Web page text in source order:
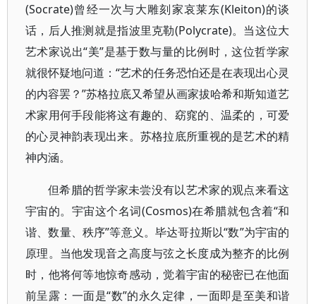
(Socrate)曾经一次与大雕刻家哀莱东(Kleiton)的谈
话，后人推测就是指波里克勒(Polycrate)。当这位大
艺术家说出“美”是基于数与量的比例时，这位哲学家
就很怀疑地问道：“艺术的任务恐怕还是在表现出心灵
的内容罢？”苏格拉底又希望从画家拔哈希和斯知道艺
术家用何手段能将这有趣的、窈窕的、温柔的，可爱
的心灵神韵表现出来。苏格拉底所重视的是艺术的精
神内涵。
但希腊的哲学家未尝没有以艺术家的观点来看这
宇宙的。宇宙这个名词(Cosmos)在希腊就包含着“和
谐、数量、秩序”等意义。毕达哥拉斯以“数”为宇宙的
原理。当他发现音之高度与弦之长度成为整齐的比例
时，他将何等地惊奇感动，觉着宇宙的秘密已在他面
前呈露：一面是“数”的永久定律，一面即是至美和谐